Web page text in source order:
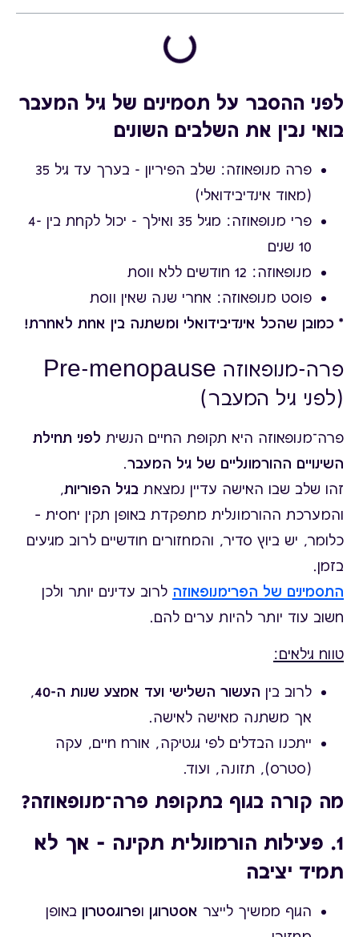
לפני ההסבר על תסמינים של גיל המעבר
בואי נבין את השלבים השונים
פרה מנופאוזה: שלב הפיריון - בערך עד גיל 35
(מאוד אינדיבידואלי)
פרי מנופאוזה: מגיל 35 ואילך - יכול לקחת בין 4-
10 שנים
מנופאוזה: 12 חודשים ללא ווסת
פוסט מנופאוזה: אחרי שנה שאין ווסת
* כמובן שהכל אינדיבידואלי ומשתנה בין אחת לאחרת!
(לפני גיל המעבר)
פרה־מנופאוזה היא תקופת החיים הנשית לפני תחילת
השינויים ההורמונליים של גיל המעבר.
זהו שלב שבו האישה עדיין נמצאת בגיל הפוריות,
והמערכת ההורמונלית מתפקדת באופן תקין יחסית –
כלומר, יש ביוץ סדיר, והמחזורים חודשיים לרוב מגיעים
בזמן.
התסמינים של הפרימנופאוזה לרוב עדינים יותר ולכן
חשוב עוד יותר להיות ערים להם.
טווח גילאים:
לרוב בין העשור השלישי ועד אמצע שנות ה-40
,
אך משתנה מאישה לאישה.
ייתכנו הבדלים לפי גנטיקה, אורח חיים, עקה
(סטרס), תזונה, ועוד.
מה קורה בגוף בתקופת פרה־מנופאוזה?
1. פעילות הורמונלית תקינה – אך לא
תמיד יציבה
הגוף ממשיך לייצר אסטרוגן ופרוגסטרון באופן